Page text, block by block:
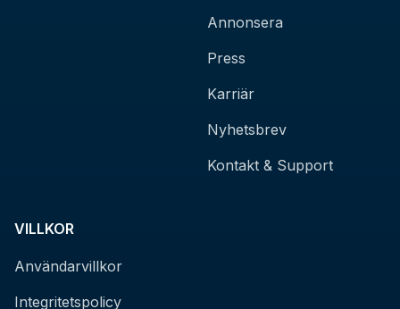
Annonsera
Press
Karriär
Nyhetsbrev
Kontakt & Support
VILLKOR
Användarvillkor
Integritetspolicy